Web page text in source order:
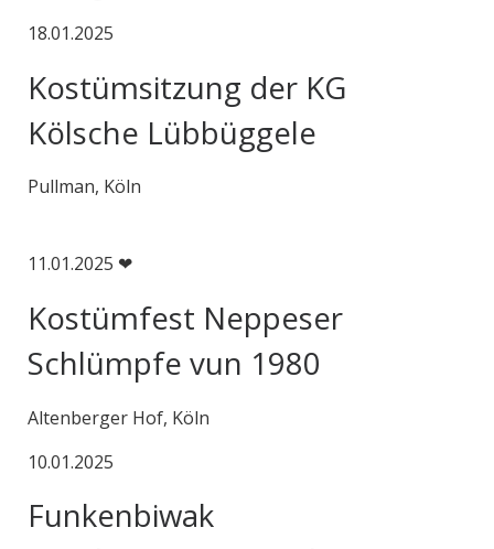
18.01.2025
Kostümsitzung der KG
Kölsche Lübbüggele
Pullman, Köln
11.01.2025 ❤
Kostümfest Neppeser
Schlümpfe vun 1980
Altenberger Hof, Köln
10.01.2025
Funkenbiwak